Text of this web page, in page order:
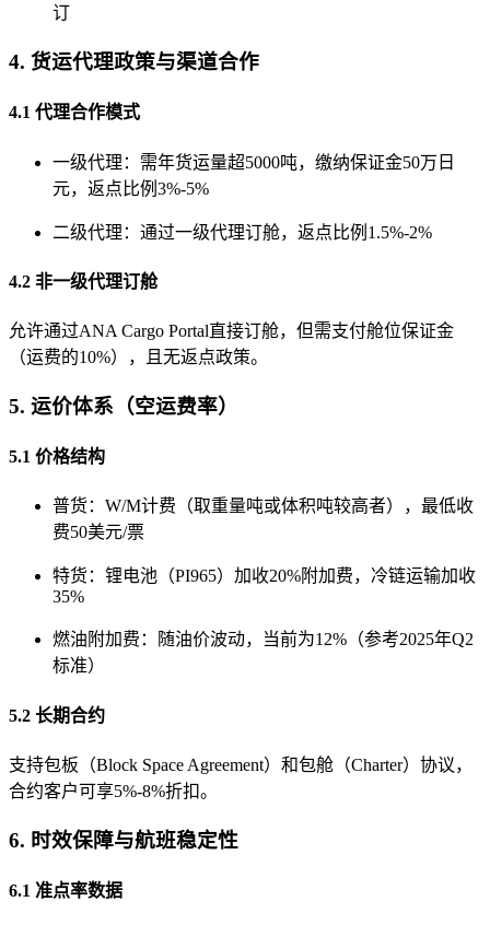
订
4. 货运代理政策与渠道合作
4.1 代理合作模式
一级代理：需年货运量超5000吨，缴纳保证金50万日
元，返点比例3%-5%
二级代理：通过一级代理订舱，返点比例1.5%-2%
4.2 非一级代理订舱
允许通过ANA Cargo Portal直接订舱，但需支付舱位保证金
（运费的10%），且无返点政策。
5. 运价体系（空运费率）
5.1 价格结构
普货：W/M计费（取重量吨或体积吨较高者），最低收
费50美元/票
特货：锂电池（PI965）加收20%附加费，冷链运输加收
35%
燃油附加费：随油价波动，当前为12%（参考2025年Q2
标准）
5.2 长期合约
支持包板（Block Space Agreement）和包舱（Charter）协议，
合约客户可享5%-8%折扣。
6. 时效保障与航班稳定性
6.1 准点率数据